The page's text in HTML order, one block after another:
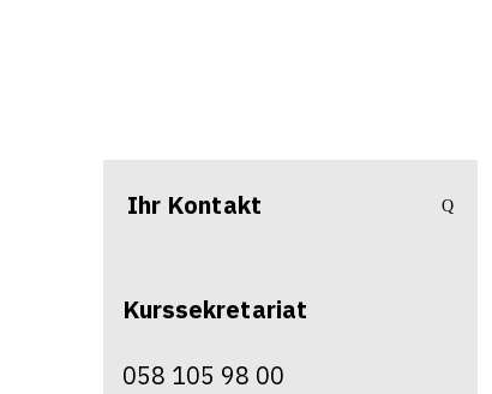
Ihr Kontakt
Kurssekretariat
058 105 98 00